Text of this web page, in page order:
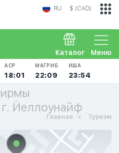
RU $ (CAD)
Меню
Каталог
АСР
18:01
МАГРИБ
22:09
ИША
23:54
г. Йеллоунайф
Главная Туризм